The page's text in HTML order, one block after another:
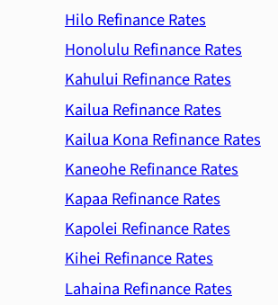
Hilo Refinance Rates
Honolulu Refinance Rates
Kahului Refinance Rates
Kailua Refinance Rates
Kailua Kona Refinance Rates
Kaneohe Refinance Rates
Kapaa Refinance Rates
Kapolei Refinance Rates
Kihei Refinance Rates
Lahaina Refinance Rates